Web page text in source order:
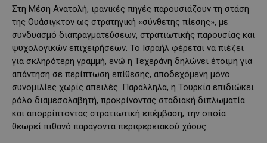
Στη Μέση Ανατολή, ιρανικές πηγές παρουσιάζουν τη στάση
της Ουάσιγκτον ως στρατηγική «σύνθετης πίεσης», με
συνδυασμό διαπραγματεύσεων, στρατιωτικής παρουσίας και
ψυχολογικών επιχειρήσεων. Το Ισραήλ φέρεται να πιέζει
για σκληρότερη γραμμή, ενώ η Τεχεράνη δηλώνει έτοιμη για
απάντηση σε περίπτωση επίθεσης, αποδεχόμενη μόνο
συνομιλίες χωρίς απειλές. Παράλληλα, η Τουρκία επιδιώκει
ρόλο διαμεσολαβητή, προκρίνοντας σταδιακή διπλωματία
και απορρίπτοντας στρατιωτική επέμβαση, την οποία
θεωρεί πιθανό παράγοντα περιφερειακού χάους.